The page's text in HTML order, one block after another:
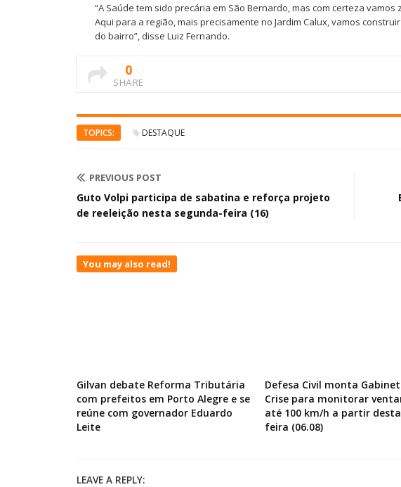
“A Saúde tem sido precária em São Bernardo, mas com certeza
Aqui para a região, mais precisamente no Jardim Calux, vamos
do bairro”, disse Luiz Fernando.
0
SHARE
TOPICS: DESTAQUE
PREVIOUS POST
Guto Volpi participa de sabatina e reforça projeto
de reeleição nesta segunda-feira (16)
You may also read!
Gilvan debate Reforma Tributária
com prefeitos em Porto Alegre e se
reúne com governador Eduardo
Leite
Defesa Civil monta
Crise para monitorar
até 100 km/h a partir
feira (06.08)
LEAVE A REPLY: